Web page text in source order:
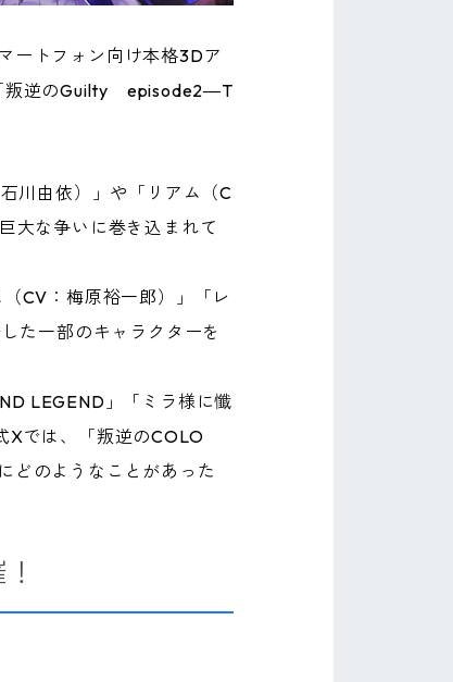
ートフォン向け本格3Dア
叛逆のGuilty episode2―T
川由依）」や「リアム（C
大な争いに巻き込まれて
CV：梅原裕一郎）」「レ
た一部のキャラクターを
LEGEND」「ミラ様に懺
Xでは、「叛逆のCOLO
どのようなことがあった